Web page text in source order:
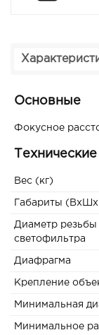
Основные
Фокусное
Вес (кг)
Габариты
Диаметр резьбы
светофильтра
Диафрагма
Крепление
Минимальная
Минимальное